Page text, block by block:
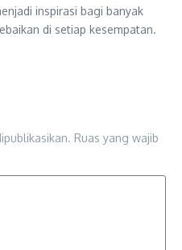
inspirasi bagi banyak
di setiap kesempatan.
Ruas yang wajib